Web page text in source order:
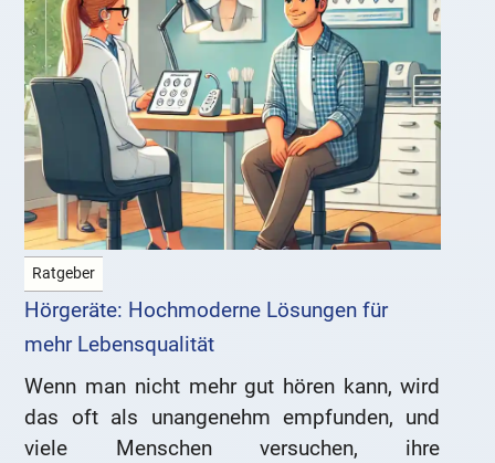
Ratgeber
Hörgeräte: Hochmoderne Lösungen für
mehr Lebensqualität
Wenn man nicht mehr gut hören kann, wird
das oft als unangenehm empfunden, und
viele Menschen versuchen, ihre